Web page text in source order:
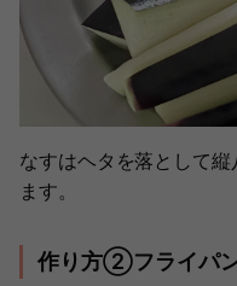
なすはヘタを落として
ます。
作り方②フライパ